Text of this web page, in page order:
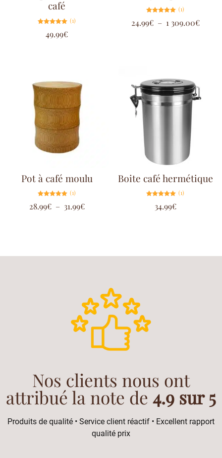
café
5.00
sur 5
(1)
49.99€
5.00
(1)
24.99€ – 1 309.00€
Pot à café moulu
5.00
sur 5
(1)
28.99€ – 31.99€
Boite café hermétique
5.00
sur 5
(1)
34.99€
Nos clients nous ont
attribué la note de 4.9 sur 5
Produits de qualité • Service client réactif • Excellent rapport
qualité prix